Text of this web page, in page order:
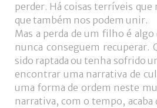
perder. Há coisas terríveis que
que também nos podem unir.
Mas a perda de um filho é algo
nunca conseguem recuperar.
sido raptada ou tenha sofrido
encontrar uma narrativa de
uma forma de ordem neste
narrativa, com o tempo, acaba